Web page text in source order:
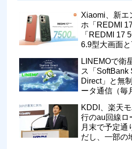
Xiaomi、新エ
ホ「REDMI
「REDMI 17
6.9型大画面
でも発売予定
LINEMOで衛
ス「SoftBank
Direct」と無
ータ通信（毎
から利用可能
KDDI、楽天
行のau回線ロ
月末で予定通
だし、一部の